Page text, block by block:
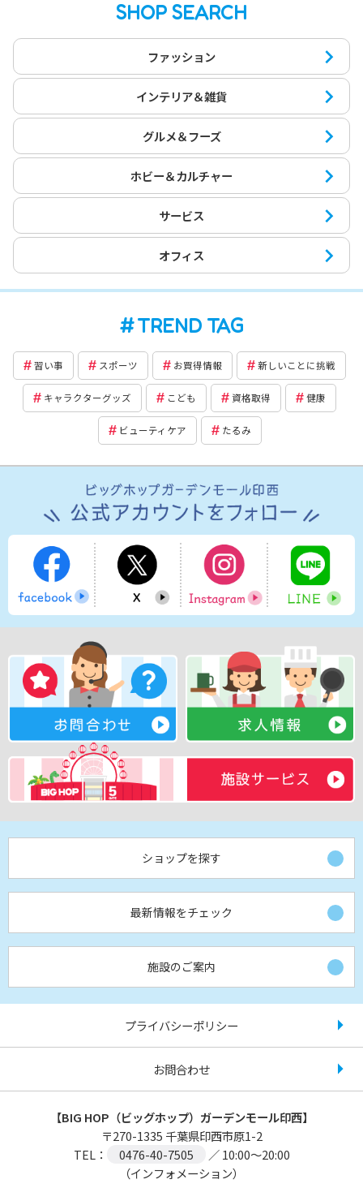
SHOP SEARCH
ファッション
インテリア＆雑貨
グルメ＆フーズ
ホビー＆カルチャー
サービス
オフィス
TREND TAG
習い事 スポーツ お買得情報 新しいことに挑戦
キャラクターグッズ こども 資格取得 健康
ビューティケア たるみ
ショップを探す
最新情報をチェック
施設のご案内
プライバシーポリシー
お問合わせ
【BIG HOP（ビッグホップ）ガーデンモール印西】
〒270-1335 千葉県印西市原1-2
TEL：
0476-40-7505
／ 10:00～20:00
（インフォメーション）